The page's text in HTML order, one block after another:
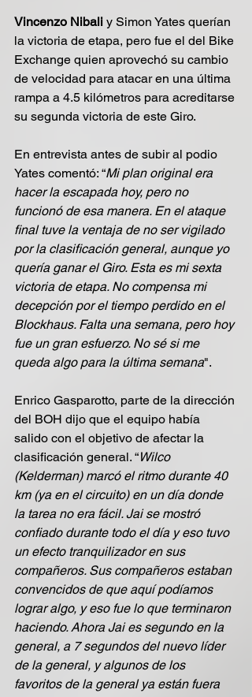
Vincenzo Nibali y Simon Yates querían
la victoria de etapa, pero fue el del Bike
Exchange quien aprovechó su cambio
de velocidad para atacar en una última
rampa a 4.5 kilómetros para acreditarse
su segunda victoria de este Giro.
En entrevista antes de subir al podio
Yates comentó: “Mi plan original era
hacer la escapada hoy, pero no
funcionó de esa manera. En el ataque
final tuve la ventaja de no ser vigilado
por la clasificación general, aunque yo
quería ganar el Giro. Esta es mi sexta
victoria de etapa. No compensa mi
decepción por el tiempo perdido en el
Blockhaus. Falta una semana, pero hoy
fue un gran esfuerzo. No sé si me
queda algo para la última semana".
Enrico Gasparotto, parte de la dirección
del BOH dijo que el equipo había
salido con el objetivo de afectar la
clasificación general. “Wilco
(Kelderman) marcó el ritmo durante 40
km (ya en el circuito) en un día donde
la tarea no era fácil. Jai se mostró
confiado durante todo el día y eso tuvo
un efecto tranquilizador en sus
compañeros. Sus compañeros estaban
convencidos de que aquí podíamos
lograr algo, y eso fue lo que terminaron
haciendo. Ahora Jai es segundo en la
general, a 7 segundos del nuevo líder
de la general, y algunos de los
favoritos de la general ya están fuera